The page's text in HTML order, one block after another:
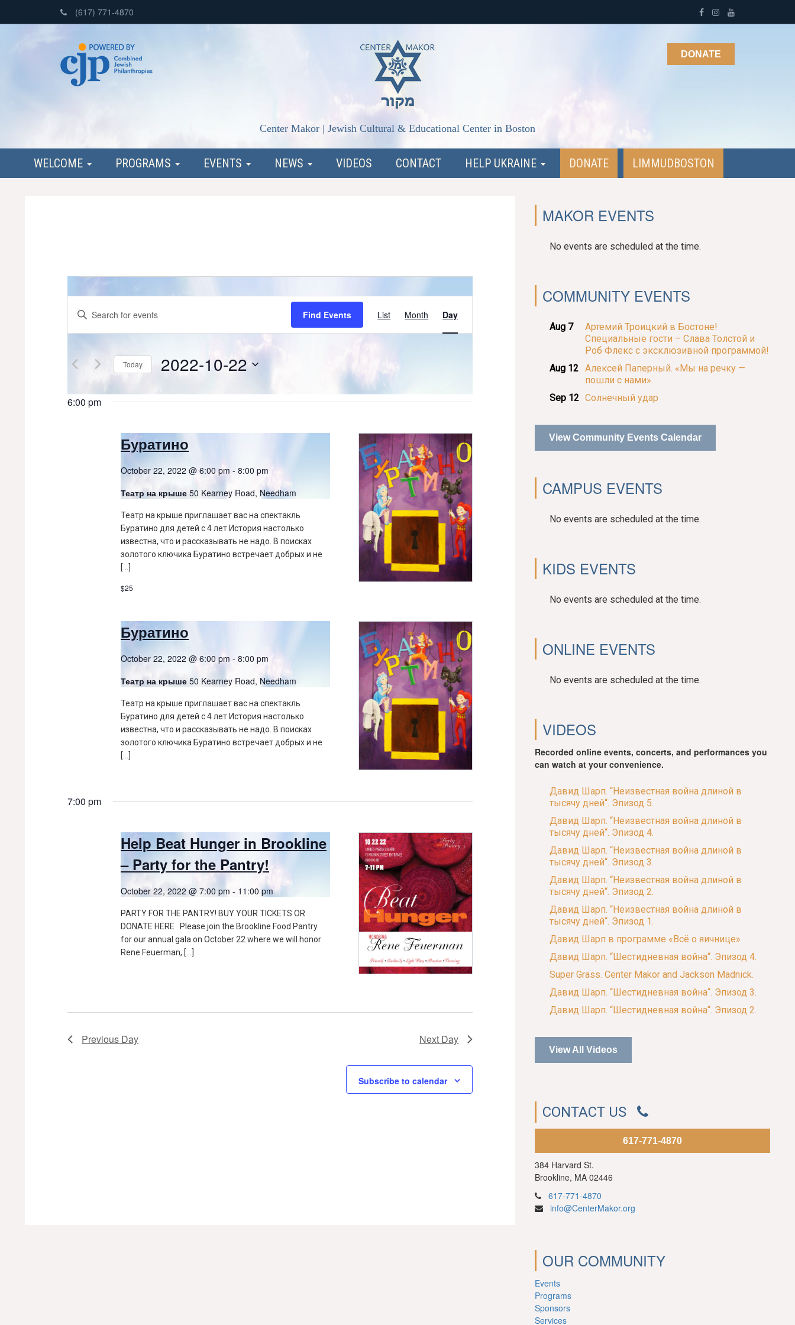
(617) 771-4870
Center Makor | Jewish Cultural & Educational Center in Boston
DONATE
WELCOME PROGRAMS EVENTS NEWS VIDEOS CONTACT HELP UKRAINE DONATE LIMMUDBOSTON
Events
for
October
22,
2022
Events
Search
and
Views
Navigation
Enter
Keyword.
Search
Events
by
Find Events
Event
Views
List Month Day
Today 2022-10-22
date.
6:00 pm
Буратино
October 22, 2022 @ 6:00 pm - 8:00 pm
Театр на крыше 50 Kearney Road, Needham
Театр на крыше приглашает вас на спектакль
Буратино для детей с 4 лет История настолько
известна, что и рассказывать не надо. В поисках
золотого ключика Буратино встречает добрых и не
[…]
$25
Буратино
October 22, 2022 @ 6:00 pm - 8:00 pm
Театр на крыше 50 Kearney Road, Needham
Театр на крыше приглашает вас на спектакль
Буратино для детей с 4 лет История настолько
известна, что и рассказывать не надо. В поисках
золотого ключика Буратино встречает добрых и не
[…]
7:00 pm
Help Beat Hunger in Brookline
– Party for the Pantry!
October 22, 2022 @ 7:00 pm - 11:00 pm
PARTY FOR THE PANTRY! BUY YOUR TICKETS OR
DONATE HERE Please join the Brookline Food Pantry
for our annual gala on October 22 where we will honor
Rene Feuerman, […]
Previous Day Next Day
Subscribe to calendar
MAKOR EVENTS
No events are scheduled at the time.
COMMUNITY EVENTS
Aug 7
Артемий Троицкий в Бостоне!
Специальные гости – Слава Толстой и
Роб Флекс с эксклюзивной программой!
Aug 12
Алексей Паперный. «Мы на речку —
пошли с нами».
Sep 12 Солнечный удар
View Community Events Calendar
CAMPUS EVENTS
No events are scheduled at the time.
KIDS EVENTS
No events are scheduled at the time.
ONLINE EVENTS
No events are scheduled at the time.
VIDEOS
Recorded online events, concerts, and performances you
can watch at your convenience.
Давид Шарп. “Неизвестная война длиной в
тысячу дней“. Эпизод 5.
Давид Шарп. “Неизвестная война длиной в
тысячу дней“. Эпизод 4.
Давид Шарп. “Неизвестная война длиной в
тысячу дней“. Эпизод 3.
Давид Шарп. “Неизвестная война длиной в
тысячу дней“. Эпизод 2.
Давид Шарп. “Неизвестная война длиной в
тысячу дней“. Эпизод 1.
Давид Шарп в программе «Всё о яичнице»
Давид Шарп. “Шестидневная война“. Эпизод 4.
Super Grass. Center Makor and Jackson Madnick.
Давид Шарп. “Шестидневная война“. Эпизод 3.
Давид Шарп. “Шестидневная война“. Эпизод 2.
View All Videos
CONTACT US
617-771-4870
384 Harvard St.
Brookline, MA 02446
617-771-4870
info@CenterMakor.org
OUR COMMUNITY
Events
Programs
Sponsors
Services